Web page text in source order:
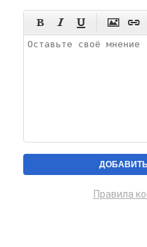
    
Правила